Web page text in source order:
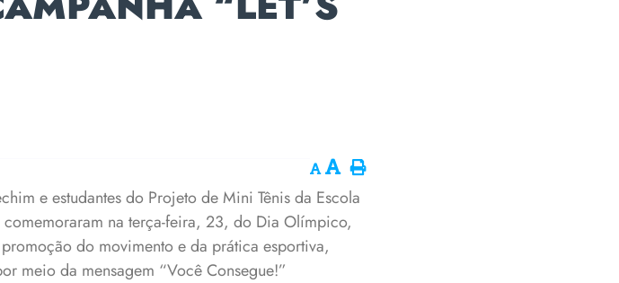
e estudantes do Projeto de Mini Tênis da Escola
na terça-feira, 23, do Dia Olímpico,
do movimento e da prática esportiva,
meio da mensagem “Você Consegue!”